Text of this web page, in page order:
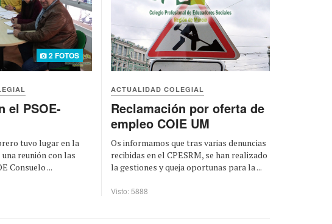
2 FOTOS
el PSOE-
tuvo lugar en la
una reunión con las
Consuelo ...
ACTUALIDAD COLEGIAL
Reclamación por oferta de
empleo COIE UM
Os informamos que tras varias denuncias
recibidas en el CPESRM, se han realizado
la gestiones y queja oportunas para la ...
Visto: 5888